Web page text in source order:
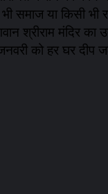
समाज या किसी भी
श्रीराम मंदिर
को हर घर दीप